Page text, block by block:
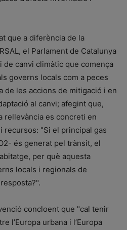
que a diferència de la
el Parlament de Catalunya
canvi climàtic que comença
governs locals com a peces
de les accions de mitigació i en
al canvi; afegint que,
rellevància es concreti en
recursos: "Si el principal gas
és generat pel trànsit, el
per què aquesta
locals i regionals de
concloent que "cal tenir
l’Europa urbana i l’Europa